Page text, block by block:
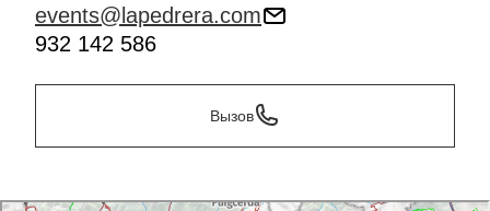
events@lapedrera.com
932 142 586
Вызов